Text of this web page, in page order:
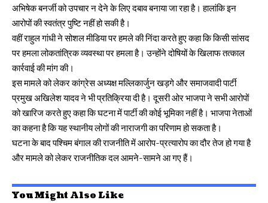
अभिषेक बनर्जी को उपचार न देने के लिए दबाव बनाया जा रहा है। हालांकि इन
आरोपों की स्वतंत्र पुष्टि नहीं हो सकी है।
वहीं राहुल गांधी ने सोशल मीडिया पर हमले की निंदा करते हुए कहा कि किसी सांसद
पर हमला लोकतांत्रिक व्यवस्था पर हमला है। उन्होंने दोषियों के खिलाफ तत्काल
कार्रवाई की मांग की।
इस मामले को लेकर कांग्रेस अध्यक्ष मल्लिकार्जुन खड़गे और समाजवादी पार्टी
प्रमुख अखिलेश यादव ने भी प्रतिक्रिया दी है। दूसरी ओर भाजपा ने सभी आरोपों
को खारिज करते हुए कहा कि घटना में पार्टी की कोई भूमिका नहीं है। भाजपा नेताओं
का कहना है कि यह स्थानीय लोगों की नाराजगी का परिणाम हो सकता है।
घटना के बाद पश्चिम बंगाल की राजनीति में आरोप-प्रत्यारोप का दौर तेज हो गया है
और मामले को लेकर राजनीतिक दल आमने-सामने आ गए हैं।
You Might Also Like